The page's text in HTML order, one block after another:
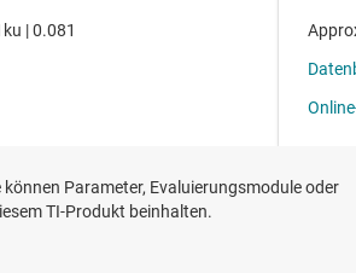
Parameter, Evaluierungsmodule oder
TI-Produkt beinhalten.